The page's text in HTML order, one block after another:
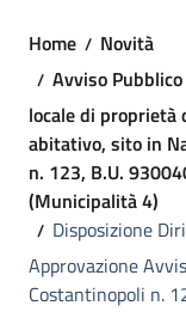
Home
Novità
Avviso
locale di proprietà
abitativo, sito in
n. 123, B.U.
(Municipalità 4)
Disposizione
Approvazione
Costantinopoli n.